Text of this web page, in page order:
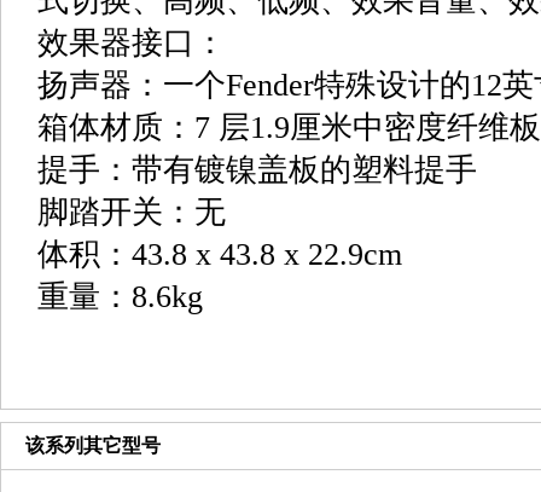
效果器接口：
扬声器：一个Fender特殊设计的12
箱体材质：7 层1.9厘米中密度纤维板
提手：带有镀镍盖板的塑料提手
脚踏开关：无
体积：43.8 x 43.8 x 22.9cm
重量：8.6kg
该系列其它型号